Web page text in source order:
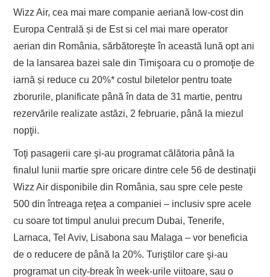
Wizz Air, cea mai mare companie aeriană low-cost din
Europa Centrală și de Est si cel mai mare operator
aerian din România, sărbătoreşte în această lună opt ani
de la lansarea bazei sale din Timişoara cu o promoţie de
iarnă și reduce cu 20%* costul biletelor pentru toate
zborurile, planificate până în data de 31 martie, pentru
rezervările realizate astăzi, 2 februarie, până la miezul
nopţii.
Toţi pasagerii care şi-au programat călătoria până la
finalul lunii martie spre oricare dintre cele 56 de destinaţii
Wizz Air disponibile din România, sau spre cele peste
500 din întreaga reţea a companiei – inclusiv spre acele
cu soare tot timpul anului precum Dubai, Tenerife,
Larnaca, Tel Aviv, Lisabona sau Malaga – vor beneficia
de o reducere de până la 20%. Turiştilor care şi-au
programat un city-break în week-urile viitoare, sau o